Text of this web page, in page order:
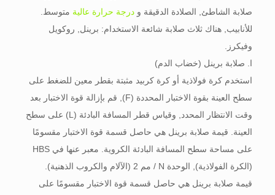
صلابة الشاطئ, الصلادة الدقيقة و درجة حرارة عالية متوسط.
للأنابيب, هناك ثلاث صلابة شائعة الاستخدام: برينل, روكويل
وفيكرز.
ا. صلابة برينل (خضاب الدم)
استخدم كرة فولاذية أو كرة كربيد مثبتة بقطر معين للضغط على
سطح العينة بقوة الاختبار المحددة (F), قم بإزالة قوة الاختبار بعد
وقت الانتظار المحدد, وقياس قطر المسافة البادئة (L) على سطح
العينة. قيمة صلابة برينل هي حاصل قسمة قوة الاختبار مقسومًا
على مساحة سطح المسافة البادئة الكروية. معبر عنها في HBS
(الكرة الفولاذية), الوحدة N / مم 2 (الآلام والكروب الذهنية).
قيمة صلابة برينل هي حاصل قسمة قوة الاختبار مقسومًا على